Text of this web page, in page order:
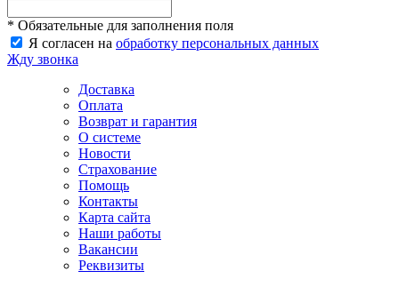
* Обязательные для заполнения поля
Я согласен на обработку персональных данных
Жду звонка
Доставка
Оплата
Возврат и гарантия
О системе
Новости
Страхование
Помощь
Контакты
Карта сайта
Наши работы
Вакансии
Реквизиты